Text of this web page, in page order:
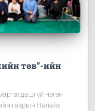
төв”-ийн
нэгэн
газрын Налайх